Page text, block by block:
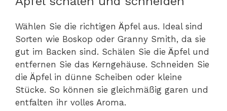
Wählen Sie die richtigen Äpfel aus. Ideal sind
Sorten wie Boskop oder Granny Smith, da sie
gut im Backen sind. Schälen Sie die Äpfel und
entfernen Sie das Kerngehäuse. Schneiden Sie
die Äpfel in dünne Scheiben oder kleine
Stücke. So können sie gleichmäßig garen und
entfalten ihr volles Aroma.